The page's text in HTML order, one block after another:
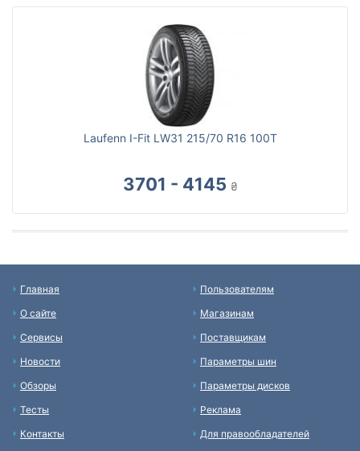
Laufenn I-Fit LW31 215/70 R16 100T
3701 - 4145 ₴
Главная
О сайте
Сервисы
Новости
Обзоры
Тесты
Контакты
Пользователям
Магазинам
Поставщикам
Параметры шин
Параметры дисков
Реклама
Для правообладателей